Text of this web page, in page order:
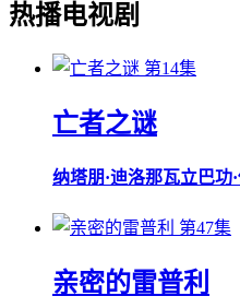
热播电视剧
第14集
亡者之谜
纳塔朋·迪洛那瓦立 巴功
第47集
亲密的雷普利